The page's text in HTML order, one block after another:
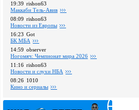
19:39 rishon63
Маккаби Тель-Авив
08:09 rishon63
Новости из Европы
16:23 Got
БК МБА
14:59 observer
Ногомяч: Чемпионат мира 2026
11:16 rishon63
Новости и слухи НБА
08:26 1010
Кино и сериалы